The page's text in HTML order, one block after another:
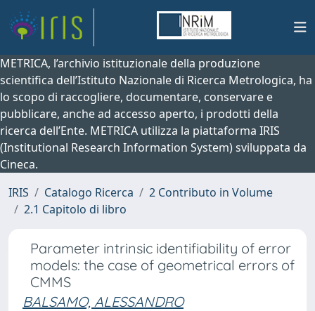
METRICA, l’archivio istituzionale della produzione
scientifica dell’Istituto Nazionale di Ricerca Metrologica, ha
lo scopo di raccogliere, documentare, conservare e
pubblicare, anche ad accesso aperto, i prodotti della
ricerca dell’Ente. METRICA utilizza la piattaforma IRIS
(Institutional Research Information System) sviluppata da
Cineca.
IRIS
Catalogo Ricerca
2 Contributo in Volume
2.1 Capitolo di libro
Parameter intrinsic identifiability of error
models: the case of geometrical errors of
CMMS
BALSAMO, ALESSANDRO